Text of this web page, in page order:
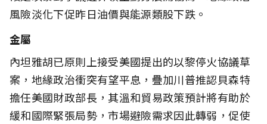
風險淡化下促昨日油價與能源類股下跌。
金屬
內坦雅胡已原則上接受美國提出的以黎停火協議草
案，地緣政治衝突有望平息，疊加川普推認貝森特
擔任美國財政部長，其溫和貿易政策預計將有助於
緩和國際緊張局勢，市場避險需求因此轉弱，促使